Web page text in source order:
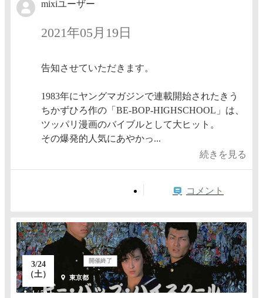
mixiユーザー
2021年05月19日
告知させていただきます。
1983年にヤングマガジンで連載開始されたきう
ちかずひろ作の「BE-BOP-HIGHSCHOOL」は、
ツッパリ漫画のバイブルとして大ヒット。
その爆発的人気にあやかっ...
続きを見る
コメント
3/24
（土）
開催終了
東京都
1 / 50人